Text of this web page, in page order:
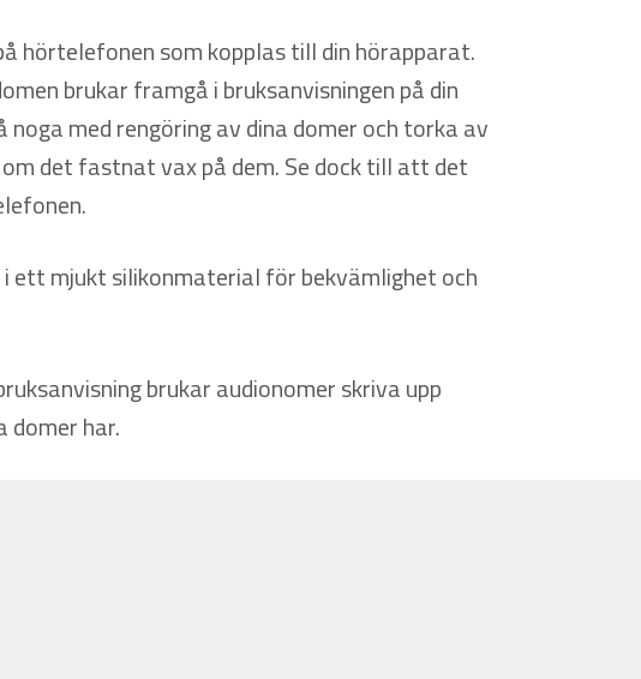
hörtelefonen som kopplas till din hörapparat.
brukar framgå i bruksanvisningen på din
med rengöring av dina domer och torka av
det fastnat vax på dem. Se dock till att det
ett mjukt silikonmaterial för bekvämlighet och
brukar audionomer skriva upp
domer har.